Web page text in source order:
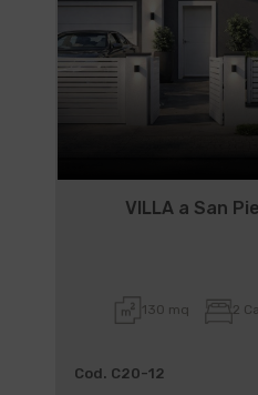
VILLA a San
130 mq 2
Cod. C20-12